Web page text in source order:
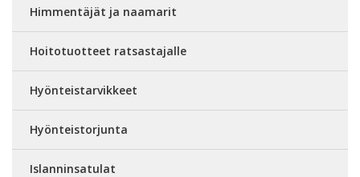
Himmentäjät ja naamarit
Hoitotuotteet ratsastajalle
Hyönteistarvikkeet
Hyönteistorjunta
Islanninsatulat